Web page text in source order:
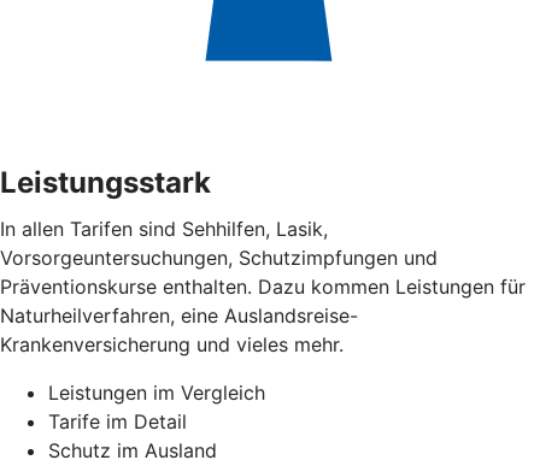
Leistungsstark
In allen Tarifen sind Sehhilfen, Lasik,
Vorsorgeuntersuchungen, Schutzimpfungen und
Präventionskurse enthalten. Dazu kommen Leistungen für
Naturheilverfahren, eine Auslandsreise-
Krankenversicherung und vieles mehr.
Leistungen im Vergleich
Tarife im Detail
Schutz im Ausland